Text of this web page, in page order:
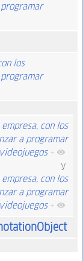
los
con los
a programar
videojuegos +
y
con los
a programar
videojuegos +